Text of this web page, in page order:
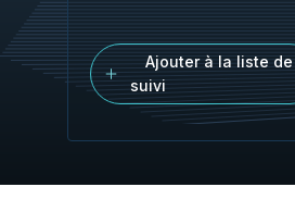
Ajouter à la liste de
suivi